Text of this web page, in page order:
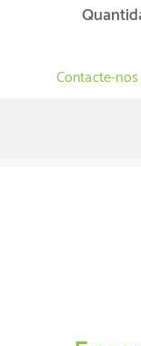
Contacte-